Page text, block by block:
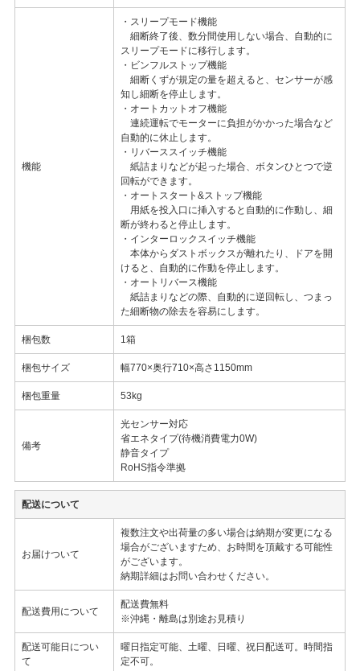
機能
・スリープモード機能
細断終了後、数分間使用しない場合、自動的に
スリープモードに移行します。
・ビンフルストップ機能
細断くずが規定の量を超えると、センサーが感
知し細断を停止します。
・オートカットオフ機能
連続運転でモーターに負担がかかった場合など
自動的に休止します。
・リバーススイッチ機能
紙詰まりなどが起った場合、ボタンひとつで逆
回転ができます。
・オートスタート&ストップ機能
用紙を投入口に挿入すると自動的に作動し、細
断が終わると停止します。
・インターロックスイッチ機能
本体からダストボックスが離れたり、ドアを開
けると、自動的に作動を停止します。
・オートリバース機能
紙詰まりなどの際、自動的に逆回転し、つまっ
た細断物の除去を容易にします。
梱包数 1箱
梱包サイズ 幅770×奥行710×高さ1150mm
梱包重量 53kg
備考
光センサー対応
省エネタイプ(待機消費電力0W)
静音タイプ
RoHS指令準拠
配送について
お届けついて
複数注文や出荷量の多い場合は納期が変更になる
場合がございますため、お時間を頂戴する可能性
がございます。
納期詳細はお問い合わせください。
配送費用について
配送費無料
※沖縄・離島は別途お見積り
配送可能日につい
て
曜日指定可能、土曜、日曜、祝日配送可。時間指
定不可。